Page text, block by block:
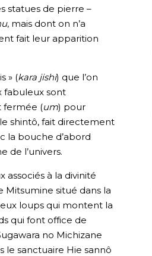
statues de pierre –
, mais dont on n’a
fait leur apparition
» (kara jishi) que l’on
fabuleux sont
fermée (um) pour
shintô, fait directement
la bouche d’abord
de l’univers.
associés à la divinité
Mitsumine situé dans la
loups qui montent la
qui font office de
no Michizane
le sanctuaire Hie sannô